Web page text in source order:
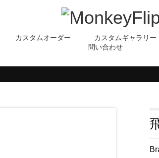
カスタムオーダー カスタムギャラリー
問い合わせ